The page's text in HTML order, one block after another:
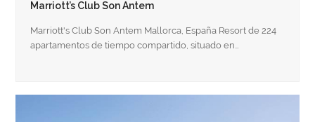
Marriott’s Club Son Antem
Marriott's Club Son Antem Mallorca, España Resort de 224
apartamentos de tiempo compartido, situado en…